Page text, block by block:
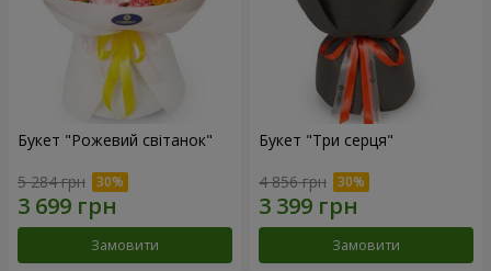
Букет "Рожевий світанок"
5 284 грн
Замовити
Букет "Три серця"
4 856 грн
Замовити